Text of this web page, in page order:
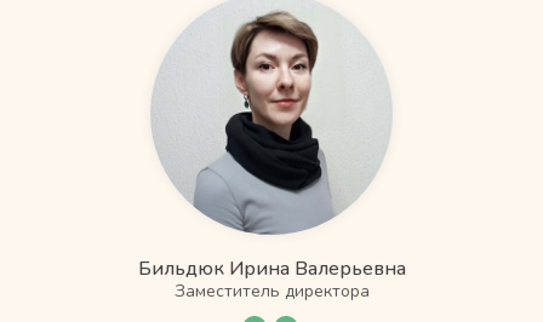
Бильдюк Ирина Валерьевна
Заместитель директора